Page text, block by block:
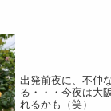
出発前夜に、不仲
る・・・今夜は大
れるかも（笑）